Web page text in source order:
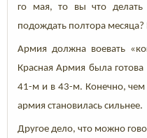
го мая, то вы что делать
подождать полтора месяца?
Армия должна воевать
Красная Армия была
41-м и в 43-м. Конечно,
армия становилась сильнее.
Другое дело, что можно